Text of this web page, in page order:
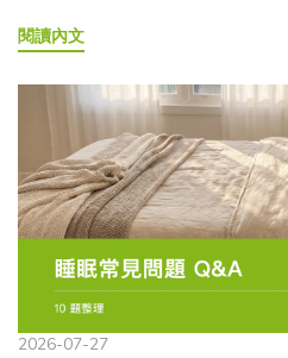
年代●主要受體：A2A 腺苷受體（
品；未取得健康食品許可者，也不
為什麼受關注？是什麼原因造成的
域延伸至日常保養與保健市場，背
廣、消費者保養需求轉變，以及醫
響。其受到關注的原因，大致可整
一，含有 PDRN 成分的部分注射型
內容、社群影音及海外醫美旅遊等
注，近年臺灣消費者對「PDRN 是
的分子鏈較長，PDRN 的分子片段則
品的主要成分標示為「PN」，其他
PDRN，因此兩者在市場資訊中有
完全相同的成分。此外，「嬰兒針
俗稱，並非麗珠蘭的正式產品名稱，
定的結果。— 麗珠蘭基本資料●品牌
取自鮭魚 DNA●俗稱：嬰兒針、鮭
或真皮層注射，屬醫療行為●主要系
Tone（亮膚）、Eye（眼周）、S（
標示，選得更安心。文章目錄01膠
哪？03哪些人適合補充膠原蛋白胜
原蛋白胜肽怎麼吃？掌握食用時機
QA挑選膠原蛋白產品時，包裝上
「膠原蛋白胜肽」等名稱，看起來很
究竟膠原蛋白胜肽是什麼？和一般膠
白真的比較好嗎？本文將帶大家了
白與一般膠原蛋白的差異，並整理
問，幫助你看懂產品標示，選得更
一般膠原蛋白差異在哪？所謂的「膠
閱讀內文
2026-07-27